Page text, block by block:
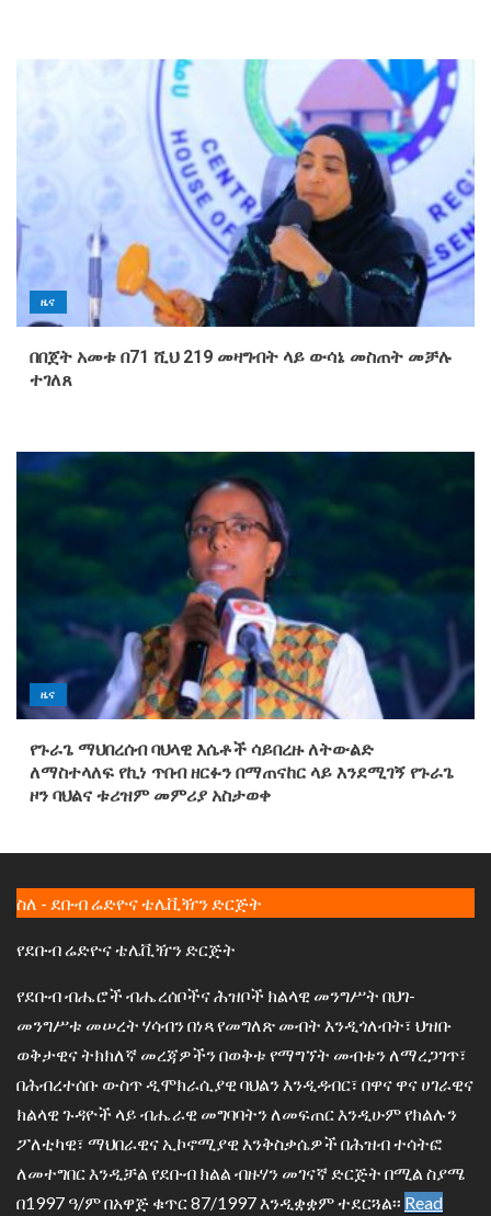
ዜና
በበጀት አመቱ በ71 ሺህ 219 መዛግብት ላይ ውሳኔ መስጠት መቻሉ
ተገለጸ
ዜና
የጉራጌ ማህበረሰብ ባህላዊ እሴቶች ሳይበረዙ ለትውልድ
ለማስተላለፍ የኪነ ጥበብ ዘርፉን በማጠናከር ላይ እንደሚገኝ የጉራጌ
ዞን ባህልና ቱሪዝም መምሪያ አስታወቀ
ስለ - ደቡብ ሬድዮና ቴሌቪዥን ድርጅት
የደቡብ ሬድዮና ቴሌቪዥን ድርጅት
የደቡብ ብሔሮች ብሔረሰቦችና ሕዝቦች ክልላዊ መንግሥት በህገ-
መንግሥቱ መሠረት ሃሳብን በነጻ የመግለጽ መብት እንዲጎለብት፣ ህዝቡ
ወቅታዊና ትክክለኛ መረጃዎችን በወቅቱ የማግኘት መብቱን ለማረጋገጥ፣
በሕብረተሰቡ ውስጥ ዲሞክራሲያዊ ባህልን እንዲዳብር፣ በዋና ዋና ሀገራዊና
ክልላዊ ጉዳዮች ላይ ብሔራዊ መግባባትን ለመፍጠር እንዲሁም የክልሉን
ፖለቲካዊ፣ ማህበራዊና ኢኮኖሚያዊ እንቅስቃሴዎች በሕዝብ ተሳትፎ
ለመተግበር እንዲቻል የደቡብ ክልል ብዙሃን መገናኛ ድርጅት በሚል ስያሜ
በ1997 ዓ/ም በአዋጅ ቁጥር 87/1997 እንዲቋቋም ተደርጓል፡፡ Read